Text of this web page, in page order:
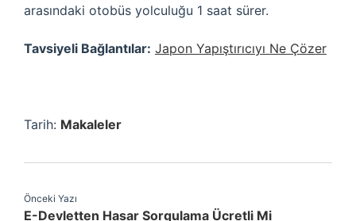
arasındaki otobüs yolculuğu 1 saat sürer.
Tavsiyeli Bağlantılar: Japon Yapıştırıcıyı Ne Çözer
Tarih: Makaleler
Önceki Yazı
E-Devletten Hasar Sorgulama Ücretli Mi